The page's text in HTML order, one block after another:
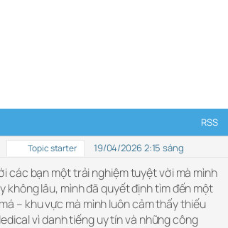
RSS
Topic starter 19/04/2026 2:15 sáng
các bạn một trải nghiệm tuyệt vời mà mình
không lâu, mình đã quyết định tìm đến một
– khu vực mà mình luôn cảm thấy thiếu
vì danh tiếng uy tín và những công